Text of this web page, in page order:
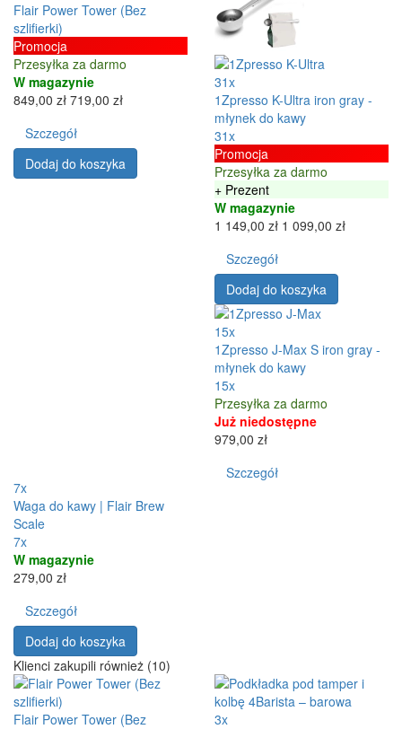
Flair Power Tower (Bez
szlifierki)
Promocja
Przesyłka za darmo
W magazynie
849,00 zł 719,00 zł
Szczegół
Dodaj do koszyka
31x
1Zpresso K-Ultra iron gray -
młynek do kawy
31x
Promocja
Przesyłka za darmo
+ Prezent
W magazynie
1 149,00 zł 1 099,00 zł
Szczegół
Dodaj do koszyka
7x
Waga do kawy | Flair Brew
Scale
7x
W magazynie
279,00 zł
Szczegół
Dodaj do koszyka
15x
1Zpresso J-Max S iron gray -
młynek do kawy
15x
Przesyłka za darmo
Już niedostępne
979,00 zł
Szczegół
Klienci zakupili również (10)
Flair Power Tower (Bez
3x